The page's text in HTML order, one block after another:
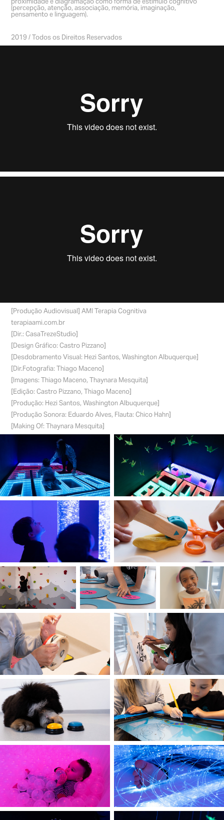
(percepção, atenção, associação, memória, imaginação,
pensamento e linguagem).
2019 / Todos os Direitos Reservados
[Produção Audiovisual] AMI Terapia Cognitiva
terapiaami.com.br
[Dir.: CasaTrezeStudio]
[Design Gráfico: Castro Pizzano]
[Desdobramento Visual: Hezi Santos, Washington Albuquerque]
[Dir.Fotografia: Thiago Maceno]
[Imagens: Thiago Maceno, Thaynara Mesquita]
[Edição: Castro Pizzano, Thiago Maceno]
[Produção: Hezi Santos, Washington Albuquerque]
[Produção Sonora: Eduardo Alves, Flauta: Chico Hahn]
[Making Of: Thaynara Mesquita]